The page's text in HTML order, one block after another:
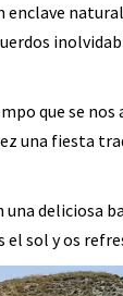
que se
una fiesta
una deliciosa
sol y os